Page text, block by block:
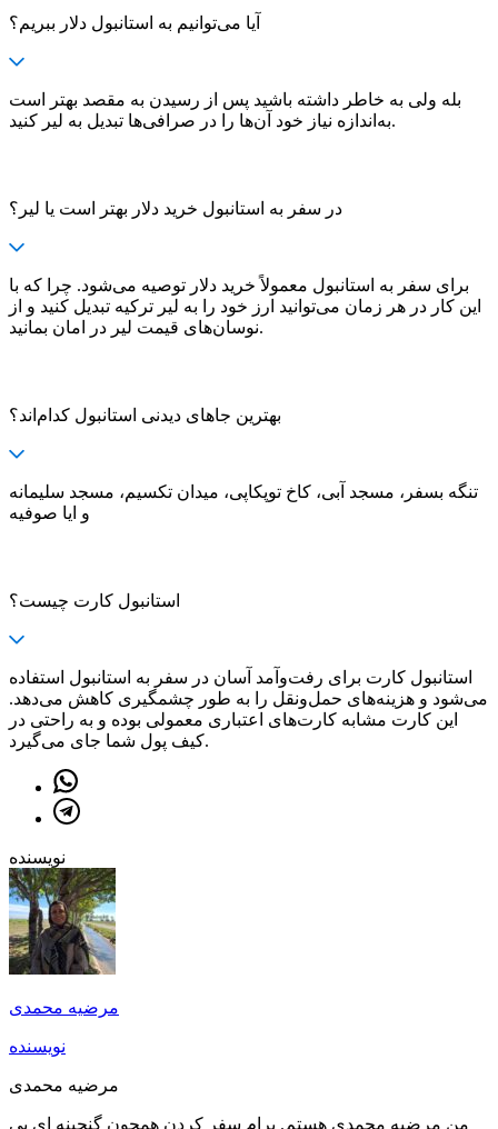
آیا می‌توانیم به استانبول دلار ببریم؟
بله ولی به خاطر داشته باشید پس از رسیدن به مقصد بهتر است
به‌اندازه نیاز خود آن‌ها را در صرافی‌ها تبدیل به لیر کنید.
در سفر به استانبول خرید دلار بهتر است یا لیر؟
برای سفر به استانبول معمولاً خرید دلار توصیه می‌شود. چرا که با
این کار در هر زمان می‌توانید ارز خود را به لیر ترکیه تبدیل کنید و از
نوسان‌های قیمت لیر در امان بمانید.
بهترین جاهای دیدنی استانبول کدام‌اند؟
تنگه بسفر، مسجد آبی، کاخ توپکاپی، میدان تکسیم، مسجد سلیمانه
و ایا صوفیه
استانبول کارت چیست؟
استانبول کارت برای رفت‌وآمد آسان در سفر به استانبول استفاده
می‌شود و هزینه‌های حمل‌ونقل را به طور چشمگیری کاهش می‌دهد.
این کارت مشابه کارت‌های اعتباری معمولی بوده و به راحتی در
کیف پول شما جای می‌گیرد.
نویسنده
مرضیه محمدی
نویسنده
مرضیه محمدی
من مرضیه محمدی هستم. برام سفر کردن همچون گنجینه ای بی